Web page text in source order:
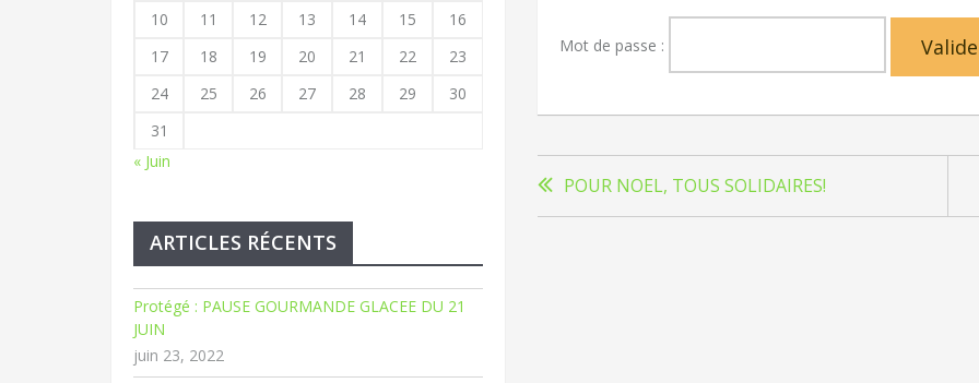
Mot de passe :
Navigation
dePOUR NOEL, TOUS SOLIDAIRES!
10
11 12 13 14 15
16
17
18 19 20 21 22
23
24
25 26 27 28 29
30
31
« Juin
ARTICLES RÉCENTS
Protégé : PAUSE GOURMANDE GLACEE DU 21
JUIN
juin 23, 2022